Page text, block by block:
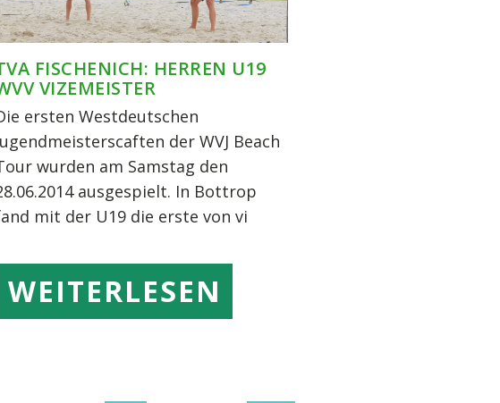
FISCHENICH: HERREN U19
ersten Westdeutschen
der WVJ Beach
wurden am Samstag den
ausgespielt. In Bottrop
mit der U19 die erste von vi
WEITERLESEN